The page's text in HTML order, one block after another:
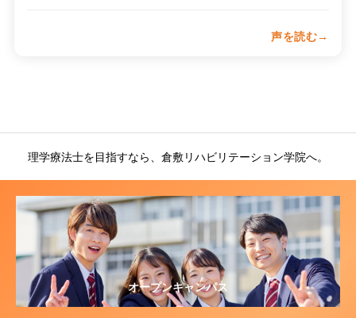
声を読む
なっています。
理学療法士を目指すなら、倉敷リハビリテーション学院へ。
オープンキャンパス